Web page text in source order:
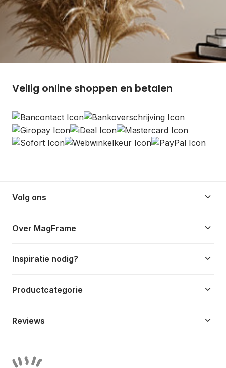
Veilig online shoppen en betalen
Volg ons keyboard_arrow_down
Over MagFrame keyboard_arrow_down
Inspiratie nodig? keyboard_arrow_down
Productcategorie keyboard_arrow_down
Reviews keyboard_arrow_down